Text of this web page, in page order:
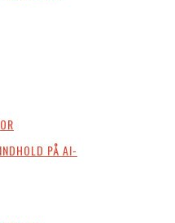
PÅ AI-